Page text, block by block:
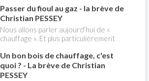
creuses" qui concerne près de 15
millions de Français !
panique, on fait le point dans notre
flash news n°3 spéciale Amiante et
ses dangers avec Christian Pessey
Passer du fioul au gaz - la brève de
Christian PESSEY
Nous allons parler aujourd’hui de «
chauffage ». Et plus particulièrement
aborder l’abandon du fioul au profit du
gaz.
Un bon bois de chauffage, c'est
quoi ? - La brève de Christian
PESSEY